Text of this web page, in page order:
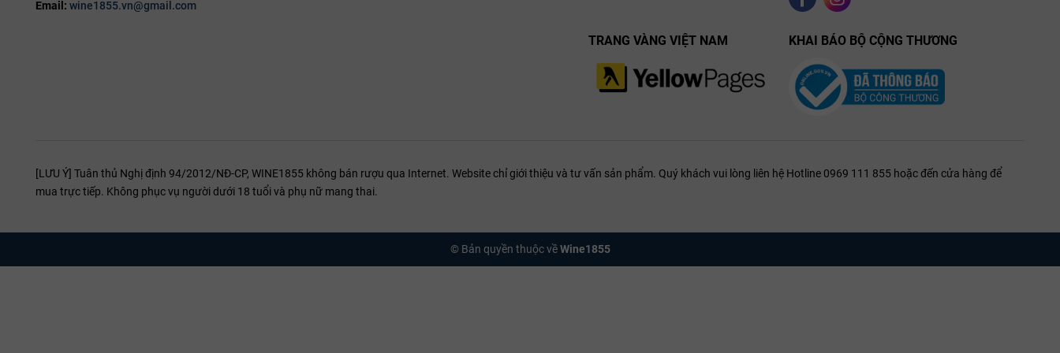
Email: wine1855.vn@gmail.com
TRANG VÀNG VIỆT NAM KHAI BÁO BỘ CỘNG THƯƠNG
[LƯU Ý] Tuân thủ Nghị định 94/2012/NĐ-CP, WINE1855 không bán rượu qua Internet. Website chỉ giới thiệu và tư vấn sản phẩm. Quý khách vui lòng liên hệ Hotline 0969 111 855 hoặc đến cửa hàng để
mua trực tiếp. Không phục vụ người dưới 18 tuổi và phụ nữ mang thai.
© Bản quyền thuộc vềWine1855